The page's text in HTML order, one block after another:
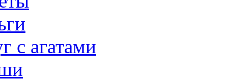
с агатами